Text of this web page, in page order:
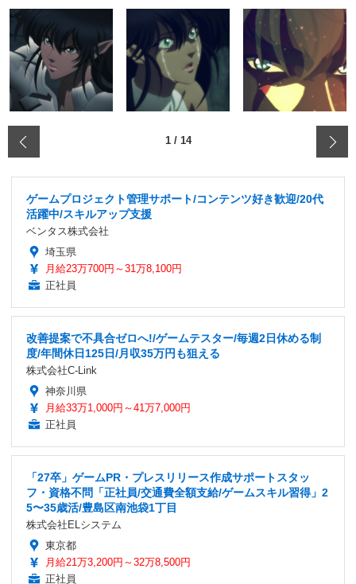
1/ 14
ゲームプロジェクト管理サポート/コンテンツ好き歓迎/20代
活躍中/スキルアップ支援
ベンタス株式会社
埼玉県
月給23万700円～31万8,100円
正社員
改善提案で不具合ゼロへ!/ゲームテスター/毎週2日休める制
度/年間休日125日/月収35万円も狙える
株式会社C-Link
神奈川県
月給33万1,000円～41万7,000円
正社員
「27卒」ゲームPR・プレスリリース作成サポートスタッ
フ・資格不問「正社員/交通費全額支給/ゲームスキル習得」2
5〜35歳活/豊島区南池袋1丁目
株式会社ELシステム
東京都
月給21万3,200円～32万8,500円
正社員